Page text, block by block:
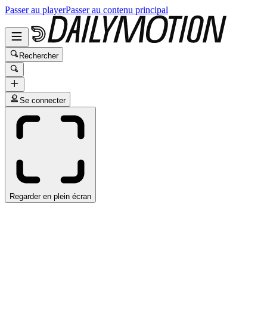
Passer au playerPasser au contenu principal
Rechercher
Se connecter
Regarder en plein écran